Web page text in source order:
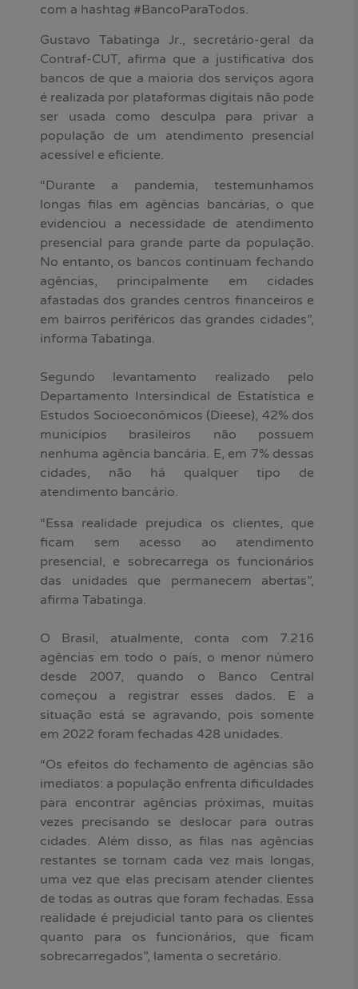
com a hashtag #BancoParaTodos.
Gustavo Tabatinga Jr., secretário-geral da
Contraf-CUT, afirma que a justificativa dos
bancos de que a maioria dos serviços agora
é realizada por plataformas digitais não pode
ser usada como desculpa para privar a
população de um atendimento presencial
acessível e eficiente.
“Durante a pandemia, testemunhamos
longas filas em agências bancárias, o que
evidenciou a necessidade de atendimento
presencial para grande parte da população.
No entanto, os bancos continuam fechando
agências, principalmente em cidades
afastadas dos grandes centros financeiros e
em bairros periféricos das grandes cidades”,
informa Tabatinga.
Segundo levantamento realizado pelo
Departamento Intersindical de Estatística e
Estudos Socioeconômicos (Dieese), 42% dos
municípios brasileiros não possuem
nenhuma agência bancária. E, em 7% dessas
cidades, não há qualquer tipo de
atendimento bancário.
“Essa realidade prejudica os clientes, que
ficam sem acesso ao atendimento
presencial, e sobrecarrega os funcionários
das unidades que permanecem abertas”,
afirma Tabatinga.
O Brasil, atualmente, conta com 7.216
agências em todo o país, o menor número
desde 2007, quando o Banco Central
começou a registrar esses dados. E a
situação está se agravando, pois somente
em 2022 foram fechadas 428 unidades.
“Os efeitos do fechamento de agências são
imediatos: a população enfrenta dificuldades
para encontrar agências próximas, muitas
vezes precisando se deslocar para outras
cidades. Além disso, as filas nas agências
restantes se tornam cada vez mais longas,
uma vez que elas precisam atender clientes
de todas as outras que foram fechadas. Essa
realidade é prejudicial tanto para os clientes
quanto para os funcionários, que ficam
sobrecarregados”, lamenta o secretário.